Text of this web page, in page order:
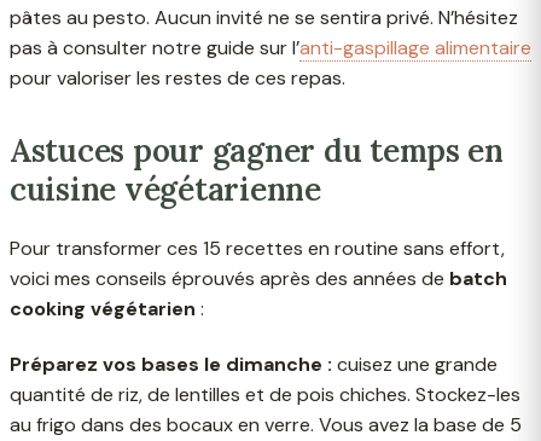
pâtes au pesto. Aucun invité ne se sentira privé. N’hésitez
pas à consulter notre guide sur l’anti-gaspillage alimentaire
pour valoriser les restes de ces repas.
Astuces pour gagner du temps en
cuisine végétarienne
Pour transformer ces 15 recettes en routine sans effort,
voici mes conseils éprouvés après des années de batch
cooking végétarien :
Préparez vos bases le dimanche : cuisez une grande
quantité de riz, de lentilles et de pois chiches. Stockez-les
au frigo dans des bocaux en verre. Vous avez la base de 5